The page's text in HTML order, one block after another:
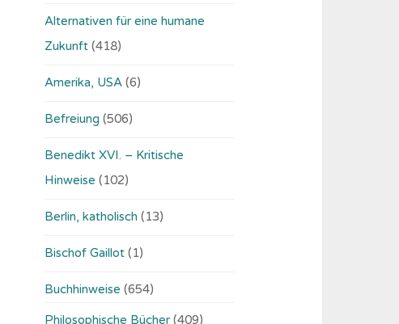
Alternativen für eine humane
Zukunft (418)
Amerika, USA (6)
Befreiung (506)
Benedikt XVI. – Kritische
Hinweise (102)
Berlin, katholisch (13)
Bischof Gaillot (1)
Buchhinweise (654)
Philosophische Bücher (409)